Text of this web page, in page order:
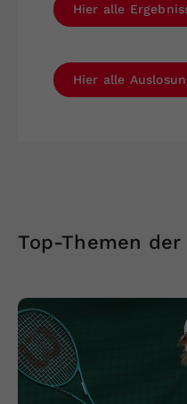
Hier alle
Hier alle
Top-Themen der